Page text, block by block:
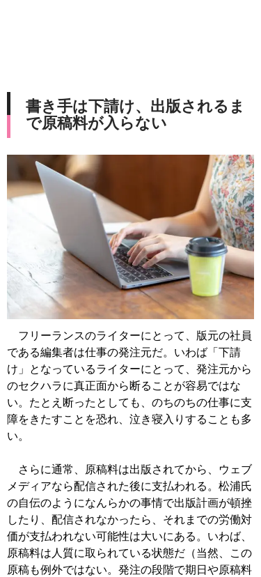
書き手は下請け、出版されるま
で原稿料が入らない
フリーランスのライターにとって、版元の社員
である編集者は仕事の発注元だ。いわば「下請
け」となっているライターにとって、発注元から
のセクハラに真正面から断ることが容易ではな
い。たとえ断ったとしても、のちのちの仕事に支
障をきたすことを恐れ、泣き寝入りすることも多
い。
さらに通常、原稿料は出版されてから、ウェブ
メディアなら配信された後に支払われる。松浦氏
の自伝のようになんらかの事情で出版計画が頓挫
したり、配信されなかったら、それまでの労働対
価が支払われない可能性は大いにある。いわば、
原稿料は人質に取られている状態だ（当然、この
原稿も例外ではない。発注の段階で期日や原稿料